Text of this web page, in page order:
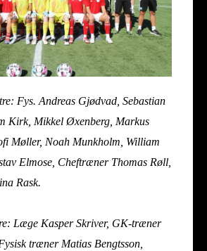
Fys. Andreas Gjødvad, Sebastian
Kirk, Mikkel Øxenberg, Markus
Møller, Noah Munkholm, William
Elmose, Cheftræner Thomas Røll,
Rask.
Læge Kasper Skriver, GK-træner
træner Matias Bengtsson,